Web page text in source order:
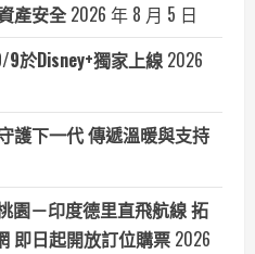
產安全 2026 年 8 月 5 日
9於Disney+獨家上線 2026
護下一代 傳遞溫暖與支持
園－印度德里直飛航線 拓
即日起開放訂位購票 2026